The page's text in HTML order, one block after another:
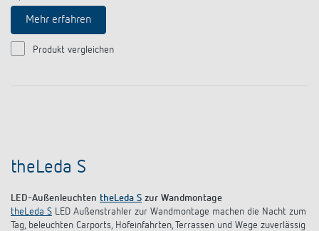
Mehr erfahren
Produkt vergleichen
theLeda S
LED-Außenleuchten theLeda S zur Wandmontage
theLeda S LED Außenstrahler zur Wandmontage machen die Nacht zum
Tag, beleuchten Carports, Hofeinfahrten, Terrassen und Wege zuverlässig